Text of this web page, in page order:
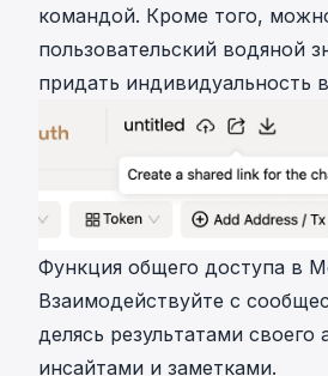
командой. Кроме того,
пользовательский водяной
придать индивидуальность
Функция общего доступа в
Взаимодействуйте с
делясь результатами своего
инсайтами и заметками.